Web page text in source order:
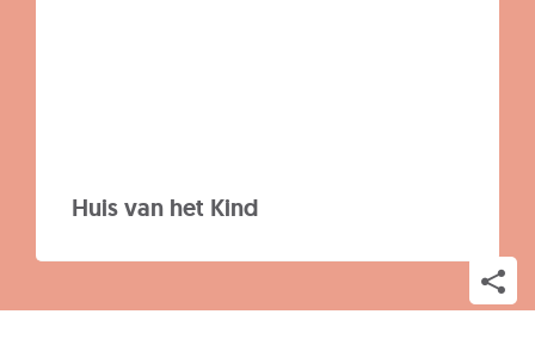
Huis van het Kind